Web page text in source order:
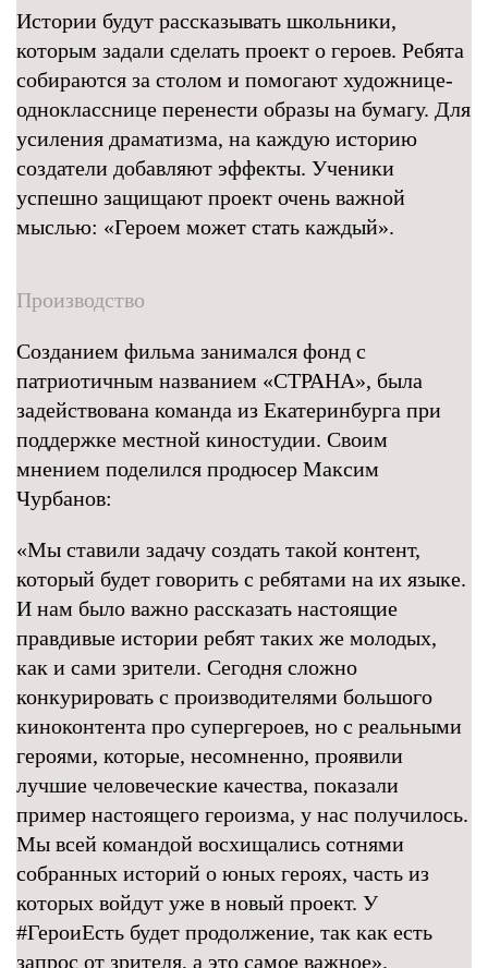
Истории будут рассказывать школьники,
которым задали сделать проект о героев. Ребята
собираются за столом и помогают художнице-
однокласснице перенести образы на бумагу. Для
усиления драматизма, на каждую историю
создатели добавляют эффекты. Ученики
успешно защищают проект очень важной
мыслью: «Героем может стать каждый».
Производство
Созданием фильма занимался фонд с
патриотичным названием «СТРАНА», была
задействована команда из Екатеринбурга при
поддержке местной киностудии. Своим
мнением поделился продюсер Максим
Чурбанов:
«Мы ставили задачу создать такой контент,
который будет говорить с ребятами на их языке.
И нам было важно рассказать настоящие
правдивые истории ребят таких же молодых,
как и сами зрители. Сегодня сложно
конкурировать с производителями большого
киноконтента про супергероев, но с реальными
героями, которые, несомненно, проявили
лучшие человеческие качества, показали
пример настоящего героизма, у нас получилось.
Мы всей командой восхищались сотнями
собранных историй о юных героях, часть из
которых войдут уже в новый проект. У
#ГероиЕсть будет продолжение, так как есть
запрос от зрителя, а это самое важное».